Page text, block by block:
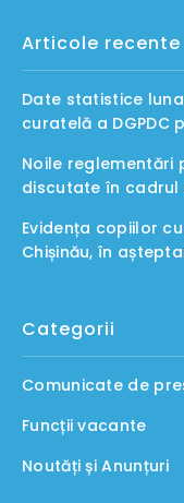
Articole recente
Date statistice
curatelă a DGPDC
Noile reglementări
discutate în cadrul
Evidența copiilor
Chișinău, în
Categorii
Comunicate de
Funcții vacante
Noutăți și Anunțuri